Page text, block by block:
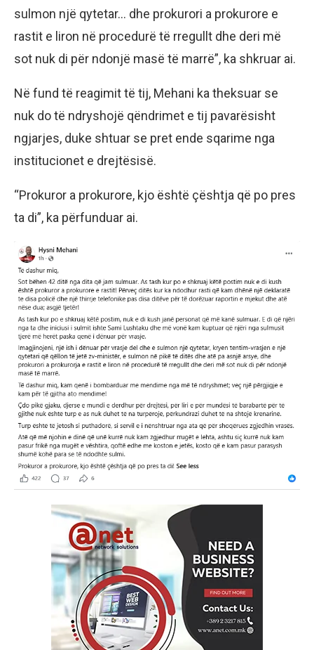
sulmon një qytetar… dhe prokurori a prokurore e
rastit e liron në procedurë të rregullt dhe deri më
sot nuk di për ndonjë masë të marrë”, ka shkruar ai.
Në fund të reagimit të tij, Mehani ka theksuar se
nuk do të ndryshojë qëndrimet e tij pavarësisht
ngjarjes, duke shtuar se pret ende sqarime nga
institucionet e drejtësisë.
“Prokuror a prokurore, kjo është çështja që po pres
ta di”, ka përfunduar ai.